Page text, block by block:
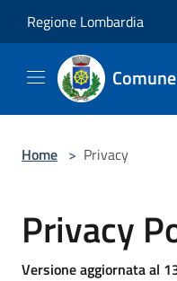
Regione Lombardia
Home > Privacy
Privacy
Versione aggiornata al